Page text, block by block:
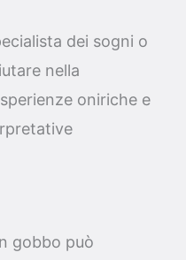
dei sogni o
nella
oniriche e
gobbo può